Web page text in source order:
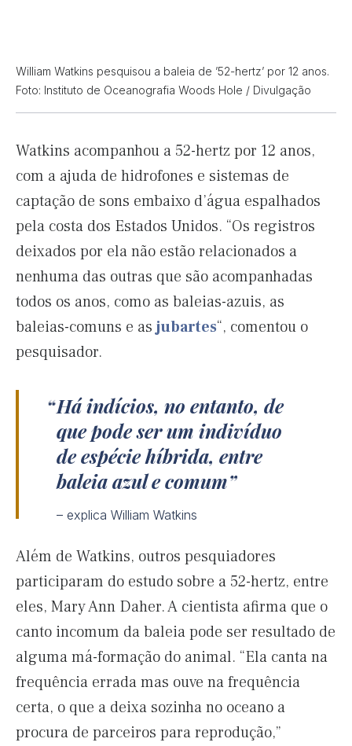
William Watkins pesquisou a baleia de ’52-hertz’ por 12 anos.
Foto: Instituto de Oceanografia Woods Hole / Divulgação
Watkins acompanhou a 52-hertz por 12 anos,
com a ajuda de hidrofones e sistemas de
captação de sons embaixo d’água espalhados
pela costa dos Estados Unidos. “Os registros
deixados por ela não estão relacionados a
nenhuma das outras que são acompanhadas
todos os anos, como as baleias-azuis, as
baleias-comuns e as jubartes“, comentou o
pesquisador.
Há indícios, no entanto, de
que pode ser um indivíduo
de espécie híbrida, entre
baleia azul e comum
– explica William Watkins
Além de Watkins, outros pesquiadores
participaram do estudo sobre a 52-hertz, entre
eles, Mary Ann Daher. A cientista afirma que o
canto incomum da baleia pode ser resultado de
alguma má-formação do animal. “Ela canta na
frequência errada mas ouve na frequência
certa, o que a deixa sozinha no oceano a
procura de parceiros para reprodução,”